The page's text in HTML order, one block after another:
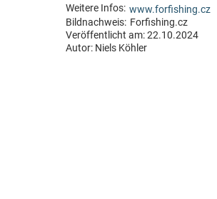
Weitere Infos: www.forfishing.cz
Bildnachweis: Forfishing.cz
Veröffentlicht am: 22.10.2024
Autor: Niels Köhler